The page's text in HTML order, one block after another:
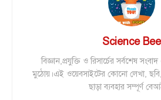
Science Bee
বিজ্ঞান,প্রযুক্তি ও রিসার্চের সর্বশেষ
মুঠোয়।এই ওয়েবসাইটের কোনো লেখা,
ছাড়া ব্যবহার সম্পূর্ণ